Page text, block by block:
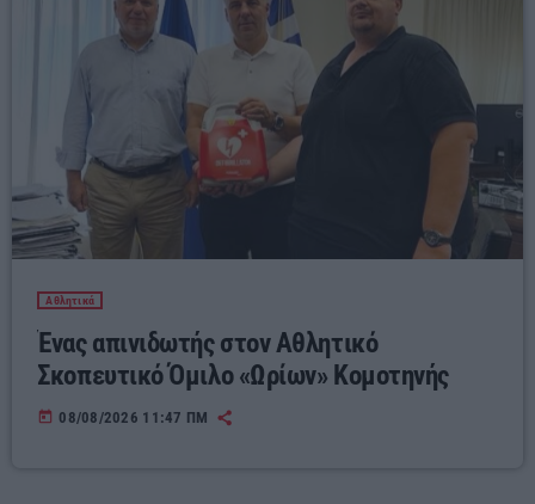
Αθλητικά
Ένας απινιδωτής στον Αθλητικό
Σκοπευτικό Όμιλο «Ωρίων» Κομοτηνής
today 08/08/2026 11:47 ΠΜ